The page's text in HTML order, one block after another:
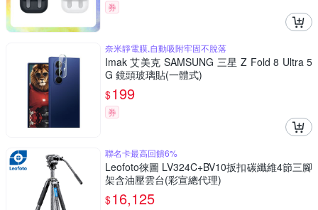
券
奈米靜電膜,自動吸附牢固不脫落
Imak 艾美克 SAMSUNG 三星 Z Fold 8 Ultra 5
G 鏡頭玻璃貼(一體式)
$199
券
聯名卡最高回饋6%
Leofoto徠圖 LV324C+BV10扳扣碳纖維4節三腳
架含油壓雲台(彩宣總代理)
$16,125